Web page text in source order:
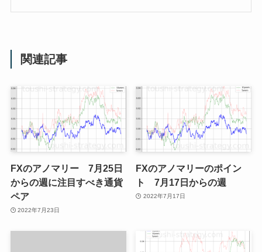
関連記事
FXのアノマリー 7月25日
からの週に注目すべき通貨
ペア
2022年7月23日
FXのアノマリーのポイン
ト 7月17日からの週
2022年7月17日